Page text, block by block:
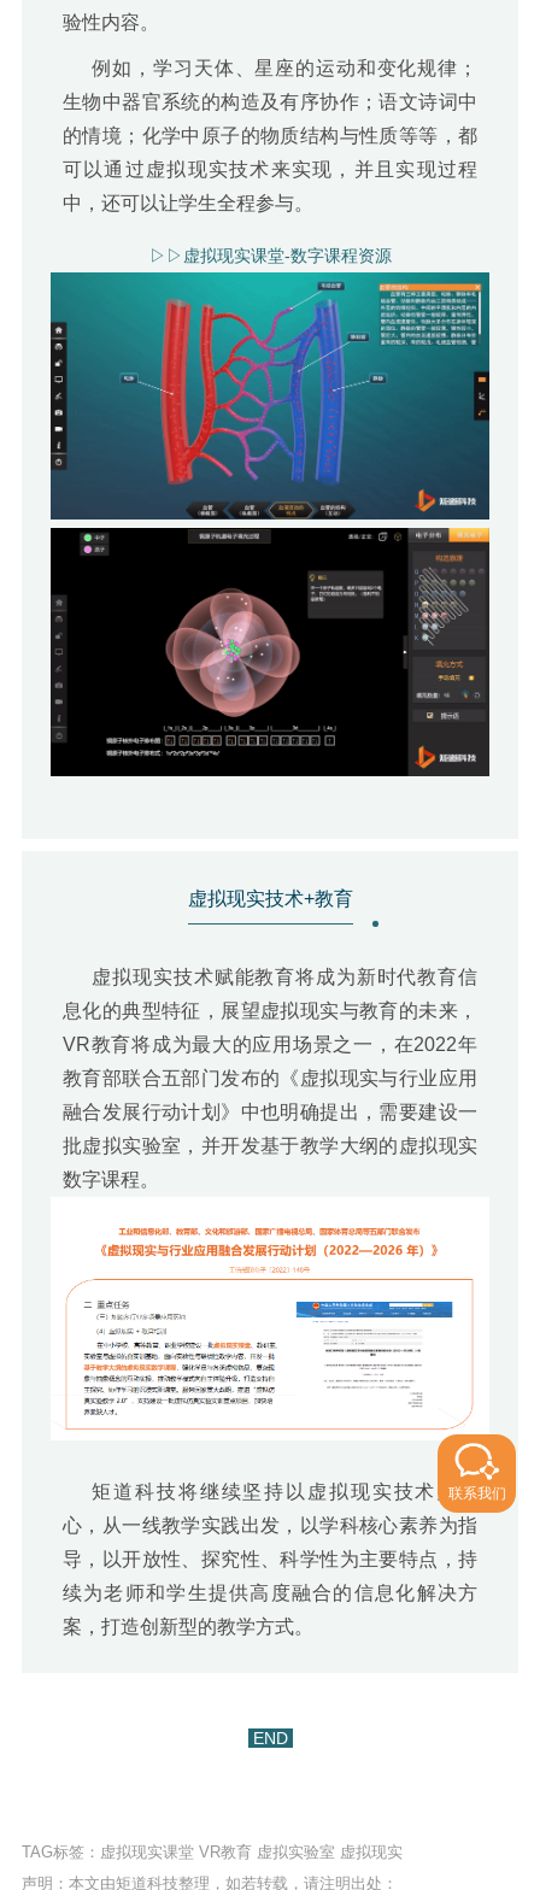
验性内容。
例如，学习天体、星座的运动和变化规律；
生物中器官系统的构造及有序协作；语文诗词中
的情境；化学中原子的物质结构与性质等等，都
可以通过虚拟现实技术来实现，并且实现过程
中，还可以让学生全程参与。
▷▷虚拟现实课堂-数字课程资源
虚拟现实技术+教育
虚拟现实技术赋能教育将成为新时代教育信
息化的典型特征，展望虚拟现实与教育的未来，
VR教育将成为最大的应用场景之一，在2022年
教育部联合五部门发布的《虚拟现实与行业应用
融合发展行动计划》中也明确提出，需要建设一
批虚拟实验室，并开发基于教学大纲的虚拟现实
数字课程。
矩道科技将继续坚持以虚拟现实技术为核
心，从一线教学实践出发，以学科核心素养为指
导，以开放性、探究性、科学性为主要特点，持
续为老师和学生提供高度融合的信息化解决方
案，打造创新型的教学方式。
END
TAG标签： 虚拟现实课堂 VR教育 虚拟实验室 虚拟现实
声明：本文由矩道科技整理，如若转载，请注明出处：
联系我们